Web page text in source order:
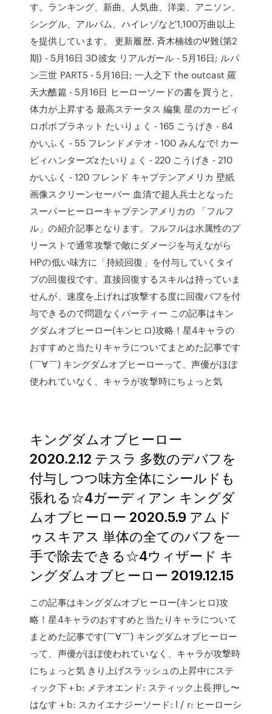
す。ランキング、新曲、人気曲、洋楽、アニソン、
シングル、アルバム、ハイレゾなど1,100万曲以上
を提供しています。 更新履歴. 斉木楠雄のΨ難(第2
期) - 5月16日 3D彼女 リアルガール - 5月16日; ルパ
ン三世 PART5 - 5月16日; 一人之下 the outcast 羅
天大醮篇 - 5月16日 ヒーローソードの書を買うと、
体力が上昇する 最高ステータス 編集 星のカービィ
ロボボプラネット たいりょく - 165 こうげき - 84
かいふく - 55 フレンドメテオ - 100 みんなで! カー
ビィハンターズz たいりょく - 220 こうげき - 210
かいふく - 120 フレンド キャプテンアメリカ 壁紙
画像スクリーンセーバー 血清で超人兵士となった
スーパーヒーローキャプテンアメリカの 「フルフ
ル」の紹介記事となります。フルフルは水属性のプ
リーストで通常攻撃で敵にダメージを与えながら
HPの低い味方に「持続回復」を付与していくタイ
プの回復役です。直接回復するスキルは持っていま
せんが、速度を上げれば攻撃する度に回復バフを付
与できるので問題なくパーティー この記事はキン
グダムオブヒーロー(キンヒロ)攻略！星4キャラの
おすすめと当たりキャラについてまとめた記事です
(￣∀￣) キングダムオブヒーローって、声優がほぼ
使われていなく、キャラが攻撃時にちょっと気
キングダムオブヒーロー
2020.2.12 テスラ 多数のデバフを
付与しつつ味方全体にシールドも
張れる☆4ガーディアン キングダ
ムオブヒーロー 2020.5.9 アムド
ゥスキアス 単体の全てのバフを一
手で除去できる☆4ウィザード キ
ングダムオブヒーロー 2019.12.15
この記事はキングダムオブヒーロー(キンヒロ)攻
略！星4キャラのおすすめと当たりキャラについて
まとめた記事です(￣∀￣) キングダムオブヒーロー
って、声優がほぼ使われていなく、キャラが攻撃時
にちょっと気 きり上げスラッシュの上昇中にステ
ィック下＋b: メテオエンド: スティック上長押し〜
はなす＋b: スカイエナジーソード: l / r: ヒーローシ